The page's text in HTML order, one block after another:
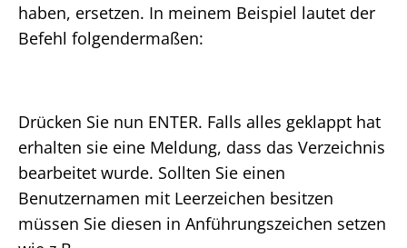
haben, ersetzen. In meinem Beispiel lautet der
Befehl folgendermaßen:
Drücken Sie nun ENTER. Falls alles geklappt hat
erhalten sie eine Meldung, dass das Verzeichnis
bearbeitet wurde. Sollten Sie einen
Benutzernamen mit Leerzeichen besitzen
müssen Sie diesen in Anführungszeichen setzen